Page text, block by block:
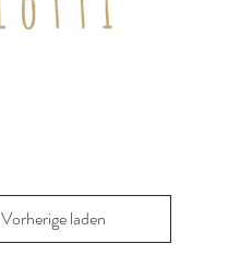
Vorherige laden